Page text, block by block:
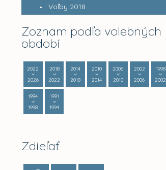
Voľby 2018
Zoznam podľa volebných
období
2022
2026
2018
2022
2014
2018
2010
2014
2006
2010
2002
2006
1998
2002
1994
1998
1991
1994
Zdieľať